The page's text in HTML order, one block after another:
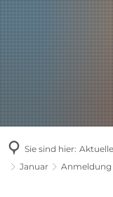
Sie sind hier:
Januar
Anmeldung